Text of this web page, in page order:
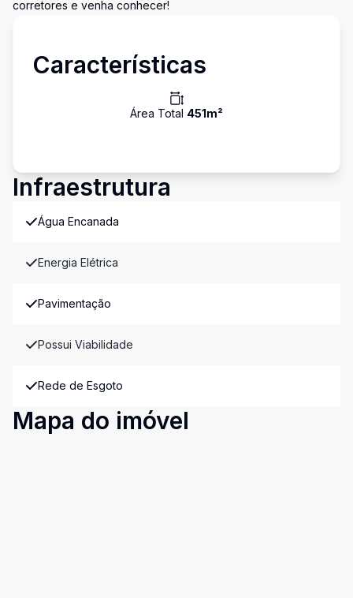
corretores e venha conhecer!
Características
Área Total 451m²
Infraestrutura
Água Encanada
Energia Elétrica
Pavimentação
Possui Viabilidade
Rede de Esgoto
Mapa do imóvel